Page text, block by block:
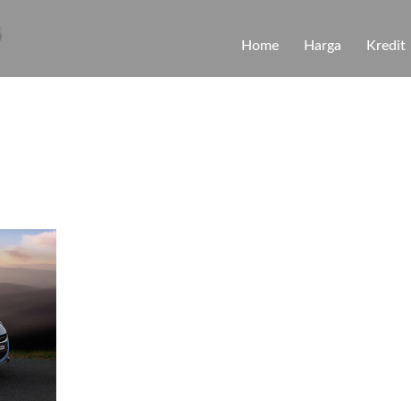
Home Harga Kredit